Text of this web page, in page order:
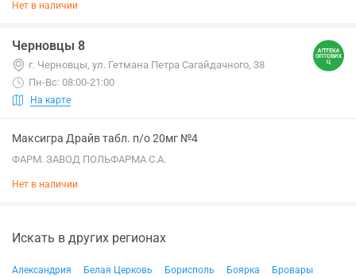
Нет в наличии
Черновцы 8
г. Черновцы, ул. Гетмана Петра Сагайдачного, 38
Пн-Вс: 08:00-21:00
На карте
Максигра Драйв табл. п/о 20мг №4
ФАРМ. ЗАВОД ПОЛЬФАРМА С.А.
Нет в наличии
Искать в других регионах
Александрия Белая Церковь Борисполь Боярка
Бровары